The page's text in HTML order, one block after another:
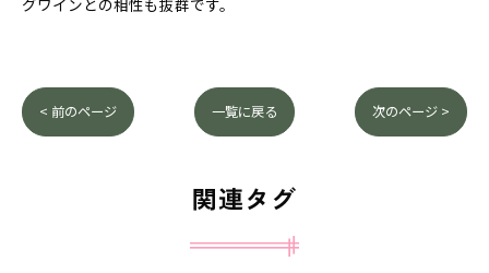
グワインとの相性も抜群です。
< 前のページ 一覧に戻る 次のページ >
関連タグ